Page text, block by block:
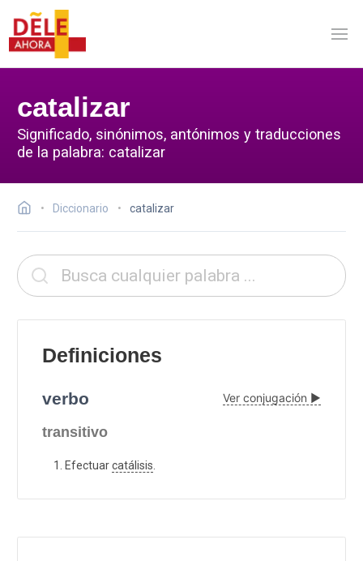
catalizar
Significado, sinónimos, antónimos y traducciones
de la palabra: catalizar
Diccionario catalizar
Definiciones
verbo Ver conjugación ▶
transitivo
Efectuarcatálisis